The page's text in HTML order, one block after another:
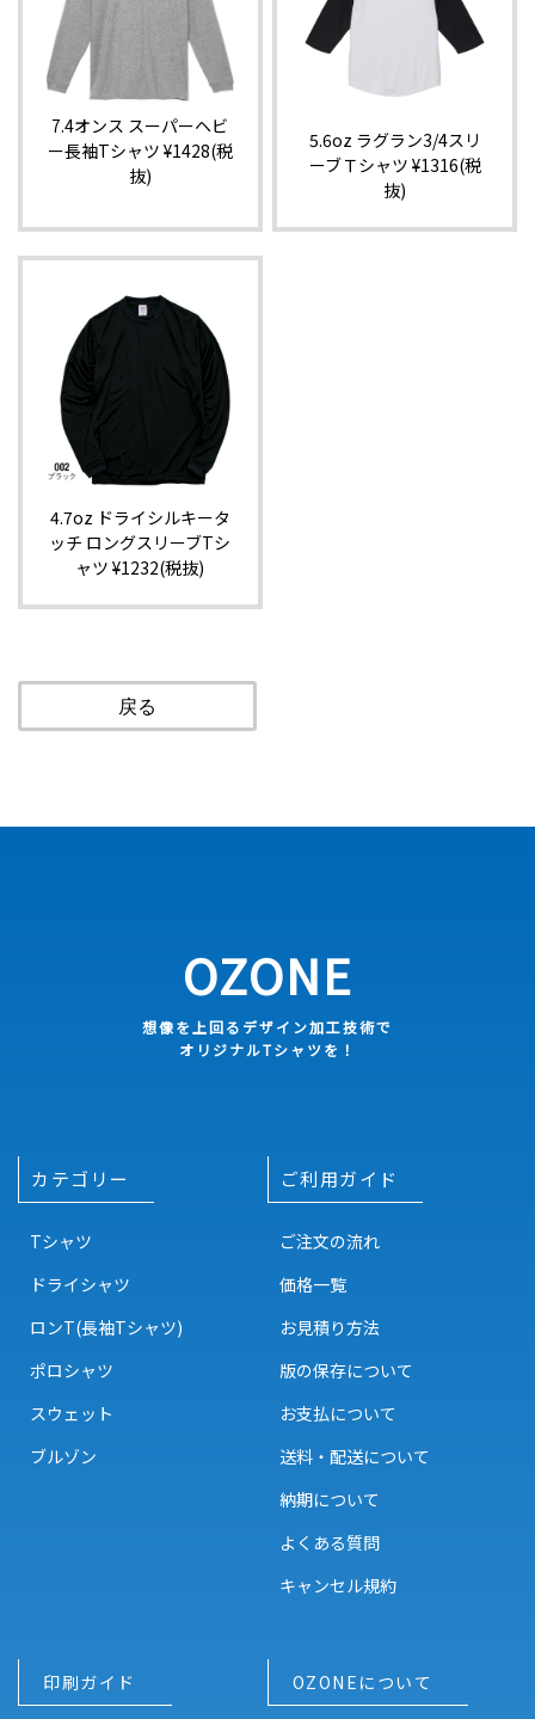
7.4オンス スーパーヘビ
ー長袖Tシャツ ¥1428(税
抜)
5.6oz ラグラン3/4スリ
ーブＴシャツ ¥1316(税
抜)
4.7oz ドライシルキータ
ッチ ロングスリーブTシ
ャツ ¥1232(税抜)
戻る
OZONE
想像を上回るデザイン加工技術で
オリジナルTシャツを！
カテゴリー
Tシャツ
ドライシャツ
ロンT(長袖Tシャツ)
ポロシャツ
スウェット
ブルゾン
ご利用ガイド
ご注文の流れ
価格一覧
お見積り方法
版の保存について
お支払について
送料・配送について
納期について
よくある質問
キャンセル規約
印刷ガイド OZONEについて